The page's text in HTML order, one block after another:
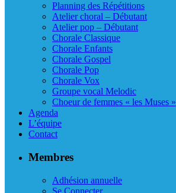
Planning des Répétitions
Atelier choral – Débutant
Atelier pop – Débutant
Chorale Classique
Chorale Enfants
Chorale Gospel
Chorale Pop
Chorale Vox
Groupe vocal Melodic
Choeur de femmes « les Muses »
Agenda
L’équipe
Contact
Membres
Adhésion annuelle
Se Connecter